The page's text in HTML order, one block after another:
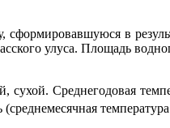
в
улуса. Площадь
Среднегодовая